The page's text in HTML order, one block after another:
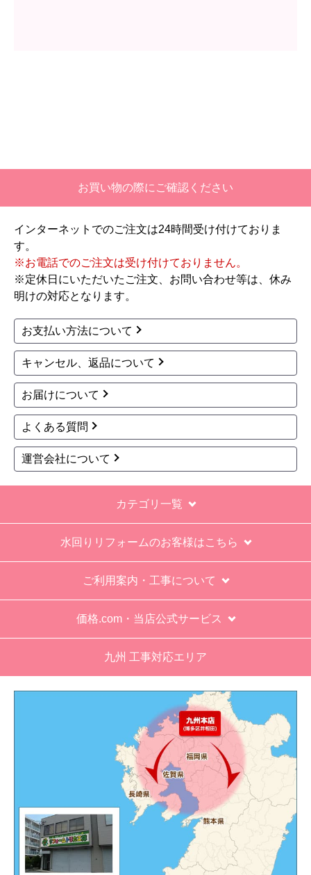
【注文からどのくらいで届きましたか？】
二週間ほどです。
【その他感想・コメント】
工事対応は、１０点満点の３．５点。マイナス
１．５点は、少々工事が雑。
つ、愛想が良かったこと。
最初から名刺の提示も無く、どこの業者で名前が
なにかも分からない。少々不安である。
工事後は、初期設定や取り扱いの説明もなく、慌
てて引き上げる感じ。
保障期間の説明もHPとは違った。８年保証にして
いるがメーカー保証が３年追加になり１１年と説
明があった。HPにはメーカー保証期間も８年に含
エアコン設置場所が２階だったので、どう考えて
が悪かったが室外機の荷揚げを手伝った。もし、
工事業者からの連絡は電話かメールとなっていた
が、登録したメールアドレスではなく、ショート
メールだとは知らず、確認できなかった。
エアコンが２００V対応型だが、同じ２００Vでも
業務用なのでコンセントの形状が違い、途中で工
事業者が買いに行く始末。注文時に形状の確認も
別の部屋もお願いしたいと考えていたが、少々不
安があり要検討。
お買い物の際にご確認ください
インターネットでのご注文は24時間受け付けておりま
す。
※お電話でのご注文は受け付けておりません。
※定休日にいただいたご注文、お問い合わせ等は、休み
明けの対応となります。
お支払い方法について
キャンセル、返品について
お届けについて
よくある質問
運営会社について
カテゴリ一覧
水回りリフォームのお客様はこちら
ご利用案内・工事について
価格.com・当店公式サービス
九州 工事対応エリア